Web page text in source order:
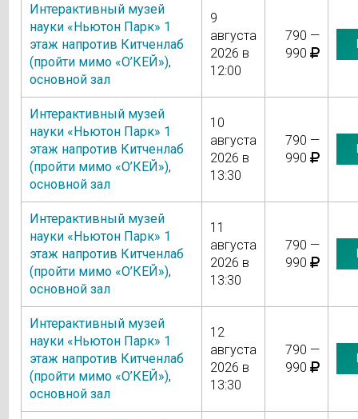
Интерактивный музей
науки «Ньютон Парк» 1
этаж напротив Китченлаб
(пройти мимо «О’КЕЙ»),
основной зал
9
августа
2026 в
12:00
790 —
990
Интерактивный музей
науки «Ньютон Парк» 1
этаж напротив Китченлаб
(пройти мимо «О’КЕЙ»),
основной зал
10
августа
2026 в
13:30
790 —
990
Интерактивный музей
науки «Ньютон Парк» 1
этаж напротив Китченлаб
(пройти мимо «О’КЕЙ»),
основной зал
11
августа
2026 в
13:30
790 —
990
Интерактивный музей
науки «Ньютон Парк» 1
этаж напротив Китченлаб
(пройти мимо «О’КЕЙ»),
основной зал
12
августа
2026 в
13:30
790 —
990